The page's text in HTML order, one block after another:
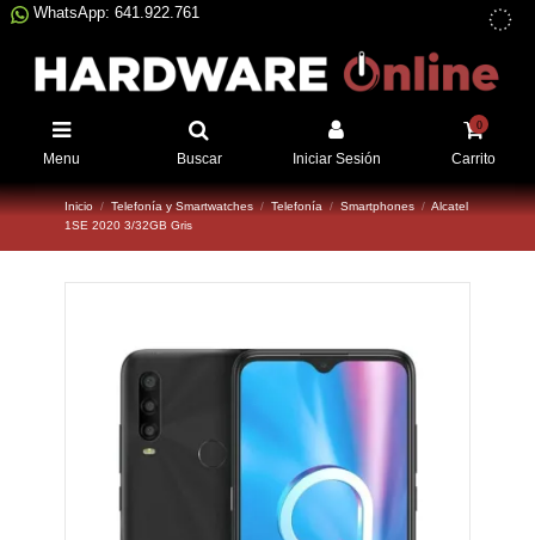
WhatsApp: 641.922.761
Menu Buscar Iniciar Sesión
0
Carrito
Inicio Telefonía y Smartwatches Telefonía Smartphones
Alcatel
1SE 2020 3/32GB Gris